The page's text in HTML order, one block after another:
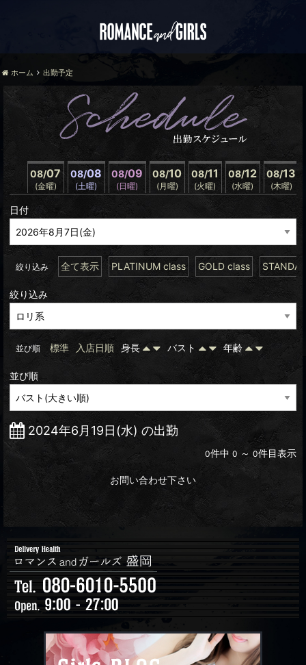
ホーム 出勤予定
08/07
(金曜)
08/08
(土曜)
08/09
(日曜)
08/10
(月曜)
08/11
(火曜)
08/12
(水曜)
08/13
(木曜)
日付
絞り込み 全て表示 PLATINUM class GOLD class
絞り込み
並び順 標準 入店日順 身長 バスト 年齢
並び順
2024年6月19日(水) の出勤
0件中 0 ～ 0件目表示
お問い合わせ下さい